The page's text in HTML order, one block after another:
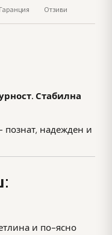
Гаранция Отзиви
Стабилна
познат, надежден и
и по-ясно